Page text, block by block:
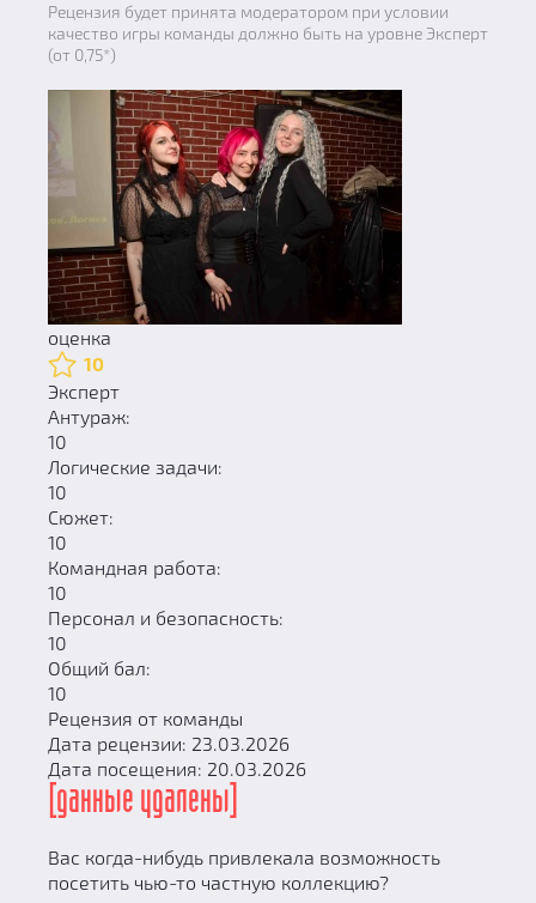
Рецензия будет принята модератором при условии
качество игры команды должно быть на уровне Эксперт
(от 0,75*)
оценка
10
Эксперт
Антураж:
10
Логические задачи:
10
Сюжет:
10
Командная работа:
10
Персонал и безопасность:
10
Общий бал:
10
Рецензия от команды
Дата рецензии: 23.03.2026
Дата посещения: 20.03.2026
[данные удалены]
Вас когда-нибудь привлекала возможность
посетить чью-то частную коллекцию?